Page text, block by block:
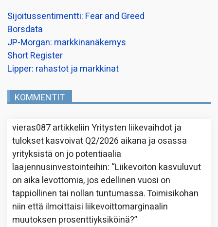
Sijoitussentimentti: Fear and Greed
Borsdata
JP-Morgan: markkinanäkemys
Short Register
Lipper: rahastot ja markkinat
KOMMENTIT
vieras087artikkeliinYritysten liikevaihdot ja
tulokset kasvoivat Q2/2026 aikana ja osassa
yrityksistä on jo potentiaalia
laajennusinvestointeihin: “Liikevoiton kasvuluvut
on aika levottomia, jos edellinen vuosi on
tappiollinen tai nollan tuntumassa. Toimisikohan
niin että ilmoittaisi liikevoittomarginaalin
muutoksen prosenttiyksiköinä?”